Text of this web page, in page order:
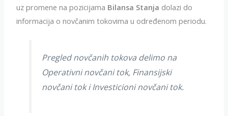
uz promene na pozicijama Bilansa Stanja dolazi do
informacija o novčanim tokovima u određenom periodu.
Pregled novčanih tokova delimo na
Operativni novčani tok, Finansijski
novčani tok i Investicioni novčani tok.